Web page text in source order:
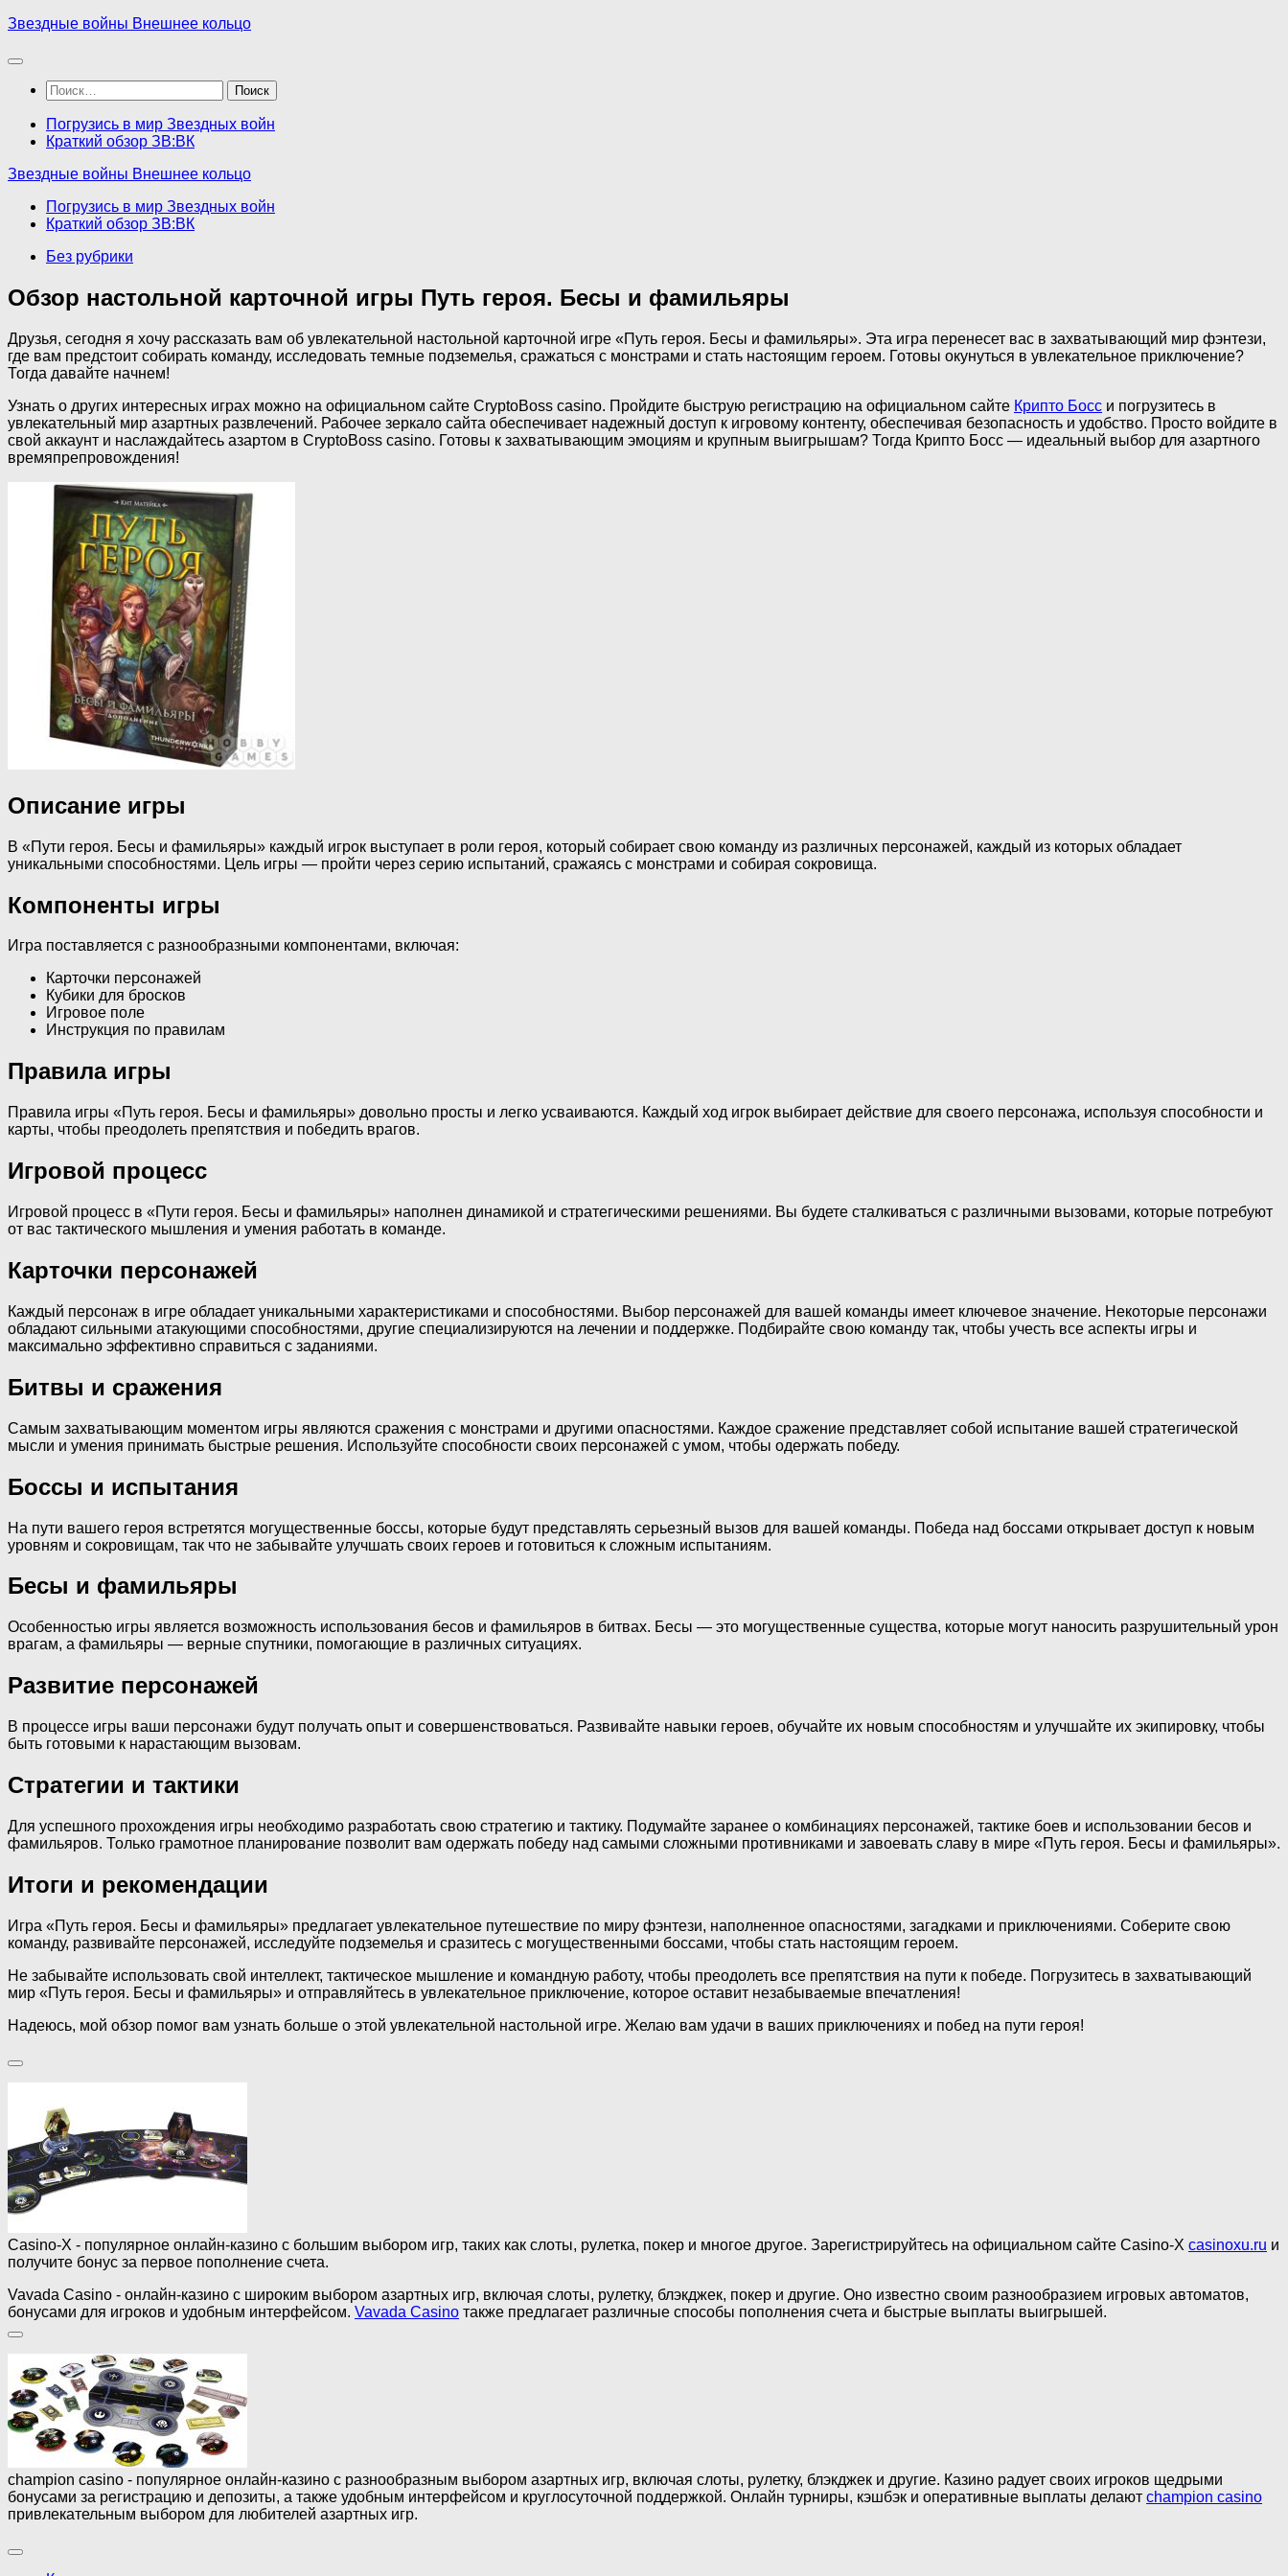
Перейти
содержимому
Звездные войны Внешнее кольцо
Найти:
Погрузись в мир Звездных войн
Краткий обзор ЗВ:ВК
Звездные войны Внешнее кольцо
Погрузись в мир Звездных войн
Краткий обзор ЗВ:ВК
Без рубрики
Обзор настольной карточной игры Путь героя. Бесы и фамильяры
Друзья, сегодня я хочу рассказать вам об увлекательной настольной карточной игре «Путь героя. Бесы и фамильяры». Эта игра перенесет вас в захватывающий мир фэнтези,
где вам предстоит собирать команду, исследовать темные подземелья, сражаться с монстрами и стать настоящим героем. Готовы окунуться в увлекательное приключение?
Тогда давайте начнем!
Узнать о других интересных играх можно на официальном сайте CryptoBoss casino. Пройдите быструю регистрацию на официальном сайте Крипто Босс и погрузитесь в
увлекательный мир азартных развлечений. Рабочее зеркало сайта обеспечивает надежный доступ к игровому контенту, обеспечивая безопасность и удобство. Просто войдите в
свой аккаунт и наслаждайтесь азартом в CryptoBoss casino. Готовы к захватывающим эмоциям и крупным выигрышам? Тогда Крипто Босс — идеальный выбор для азартного
времяпрепровождения!
Описание игры
В «Пути героя. Бесы и фамильяры» каждый игрок выступает в роли героя, который собирает свою команду из различных персонажей, каждый из которых обладает
уникальными способностями. Цель игры — пройти через серию испытаний, сражаясь с монстрами и собирая сокровища.
Компоненты игры
Игра поставляется с разнообразными компонентами, включая:
Карточки персонажей
Кубики для бросков
Игровое поле
Инструкция по правилам
Правила игры
Правила игры «Путь героя. Бесы и фамильяры» довольно просты и легко усваиваются. Каждый ход игрок выбирает действие для своего персонажа, используя способности и
карты, чтобы преодолеть препятствия и победить врагов.
Игровой процесс
Игровой процесс в «Пути героя. Бесы и фамильяры» наполнен динамикой и стратегическими решениями. Вы будете сталкиваться с различными вызовами, которые потребуют
от вас тактического мышления и умения работать в команде.
Карточки персонажей
Каждый персонаж в игре обладает уникальными характеристиками и способностями. Выбор персонажей для вашей команды имеет ключевое значение. Некоторые персонажи
обладают сильными атакующими способностями, другие специализируются на лечении и поддержке. Подбирайте свою команду так, чтобы учесть все аспекты игры и
максимально эффективно справиться с заданиями.
Битвы и сражения
Самым захватывающим моментом игры являются сражения с монстрами и другими опасностями. Каждое сражение представляет собой испытание вашей стратегической
мысли и умения принимать быстрые решения. Используйте способности своих персонажей с умом, чтобы одержать победу.
Боссы и испытания
На пути вашего героя встретятся могущественные боссы, которые будут представлять серьезный вызов для вашей команды. Победа над боссами открывает доступ к новым
уровням и сокровищам, так что не забывайте улучшать своих героев и готовиться к сложным испытаниям.
Бесы и фамильяры
Особенностью игры является возможность использования бесов и фамильяров в битвах. Бесы — это могущественные существа, которые могут наносить разрушительный урон
врагам, а фамильяры — верные спутники, помогающие в различных ситуациях.
Развитие персонажей
В процессе игры ваши персонажи будут получать опыт и совершенствоваться. Развивайте навыки героев, обучайте их новым способностям и улучшайте их экипировку, чтобы
быть готовыми к нарастающим вызовам.
Стратегии и тактики
Для успешного прохождения игры необходимо разработать свою стратегию и тактику. Подумайте заранее о комбинациях персонажей, тактике боев и использовании бесов и
фамильяров. Только грамотное планирование позволит вам одержать победу над самыми сложными противниками и завоевать славу в мире «Путь героя. Бесы и фамильяры».
Итоги и рекомендации
Игра «Путь героя. Бесы и фамильяры» предлагает увлекательное путешествие по миру фэнтези, наполненное опасностями, загадками и приключениями. Соберите свою
команду, развивайте персонажей, исследуйте подземелья и сразитесь с могущественными боссами, чтобы стать настоящим героем.
Не забывайте использовать свой интеллект, тактическое мышление и командную работу, чтобы преодолеть все препятствия на пути к победе. Погрузитесь в захватывающий
мир «Путь героя. Бесы и фамильяры» и отправляйтесь в увлекательное приключение, которое оставит незабываемые впечатления!
Надеюсь, мой обзор помог вам узнать больше о этой увлекательной настольной игре. Желаю вам удачи в ваших приключениях и побед на пути героя!
Casino-X - популярное онлайн-казино с большим выбором игр, таких как слоты, рулетка, покер и многое другое. Зарегистрируйтесь на официальном сайте Casino-X casinoxu.ru и
получите бонус за первое пополнение счета.
Vavada Casino - онлайн-казино с широким выбором азартных игр, включая слоты, рулетку, блэкджек, покер и другие. Оно известно своим разнообразием игровых автоматов,
бонусами для игроков и удобным интерфейсом. Vavada Casino также предлагает различные способы пополнения счета и быстрые выплаты выигрышей.
champion casino - популярное онлайн-казино с разнообразным выбором азартных игр, включая слоты, рулетку, блэкджек и другие. Казино радует своих игроков щедрыми
бонусами за регистрацию и депозиты, а также удобным интерфейсом и круглосуточной поддержкой. Онлайн турниры, кэшбэк и оперативные выплаты делают champion casino
привлекательным выбором для любителей азартных игр.